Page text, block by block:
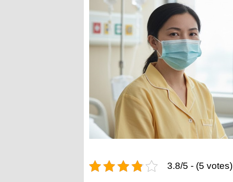
3.8/5 - (5 votes)